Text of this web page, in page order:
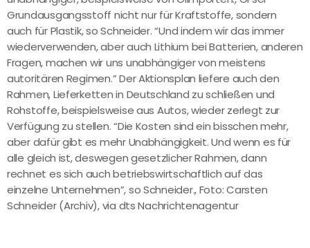
Grundausgangsstoff nicht nur für Kraftstoffe, sondern
auch für Plastik, so Schneider. “Und indem wir das immer
wiederverwenden, aber auch Lithium bei Batterien, anderen
Fragen, machen wir uns unabhängiger von meistens
autoritären Regimen.” Der Aktionsplan liefere auch den
Rahmen, Lieferketten in Deutschland zu schließen und
Rohstoffe, beispielsweise aus Autos, wieder zerlegt zur
Verfügung zu stellen. “Die Kosten sind ein bisschen mehr,
aber dafür gibt es mehr Unabhängigkeit. Und wenn es für
alle gleich ist, deswegen gesetzlicher Rahmen, dann
rechnet es sich auch betriebswirtschaftlich auf das
einzelne Unternehmen”, so Schneider., Foto: Carsten
Schneider (Archiv), via dts Nachrichtenagentur